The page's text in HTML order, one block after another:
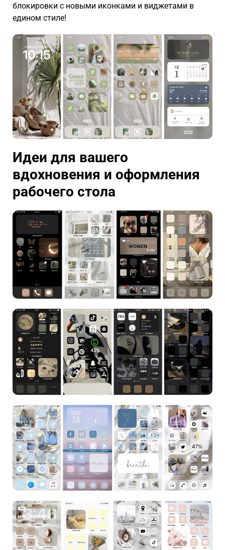
блокировки с новыми иконками и виджетами в
едином стиле!
Идеи для вашего
вдохновения и оформления
рабочего стола